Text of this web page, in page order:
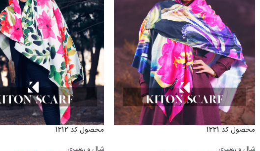
محصول کد 1221
محصول کد 1212